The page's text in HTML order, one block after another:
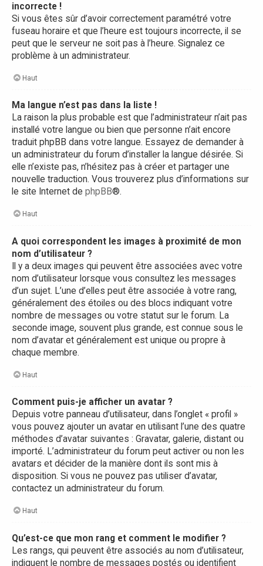
incorrecte !
Si vous êtes sûr d’avoir correctement paramétré votre
fuseau horaire et que l’heure est toujours incorrecte, il se
peut que le serveur ne soit pas à l’heure. Signalez ce
problème à un administrateur.
Haut
Ma langue n’est pas dans la liste !
La raison la plus probable est que l’administrateur n’ait pas
installé votre langue ou bien que personne n’ait encore
traduit phpBB dans votre langue. Essayez de demander à
un administrateur du forum d’installer la langue désirée. Si
elle n’existe pas, n’hésitez pas à créer et partager une
nouvelle traduction. Vous trouverez plus d’informations sur
le site Internet de phpBB®.
Haut
A quoi correspondent les images à proximité de mon
nom d’utilisateur ?
Il y a deux images qui peuvent être associées avec votre
nom d’utilisateur lorsque vous consultez les messages
d’un sujet. L’une d’elles peut être associée à votre rang,
généralement des étoiles ou des blocs indiquant votre
nombre de messages ou votre statut sur le forum. La
seconde image, souvent plus grande, est connue sous le
nom d’avatar et généralement est unique ou propre à
chaque membre.
Haut
Comment puis-je afficher un avatar ?
Depuis votre panneau d’utilisateur, dans l’onglet « profil »
vous pouvez ajouter un avatar en utilisant l’une des quatre
méthodes d’avatar suivantes : Gravatar, galerie, distant ou
importé. L’administrateur du forum peut activer ou non les
avatars et décider de la manière dont ils sont mis à
disposition. Si vous ne pouvez pas utiliser d’avatar,
contactez un administrateur du forum.
Haut
Qu’est-ce que mon rang et comment le modifier ?
Les rangs, qui peuvent être associés au nom d’utilisateur,
indiquent le nombre de messages postés ou identifient